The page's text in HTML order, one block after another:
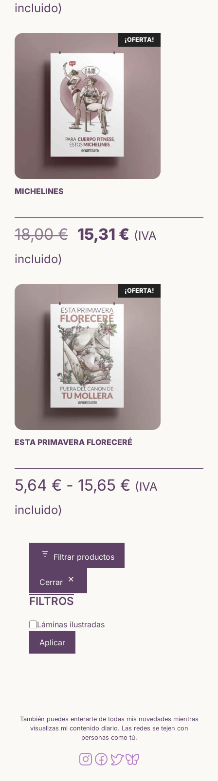
original
era:
20,50 €.
actual
es:
incluido)
¡OFERTA!
MICHELINES
18,00€ El
original
era:
18,00 €.
15,31 € El
actual
es:
(IVA
incluido)
¡OFERTA!
ESTA PRIMAVERA FLORECERÉ
5,64 € - 15,65 € Rango
(IVA
incluido)
Filtrar productos
Cerrar
FILTROS
Categoría
Láminas ilustradas
Aplicar
También puedes enterarte de todas mis novedades mientras
visualizas mi contenido diario. Las redes se tejen con
personas como tú.